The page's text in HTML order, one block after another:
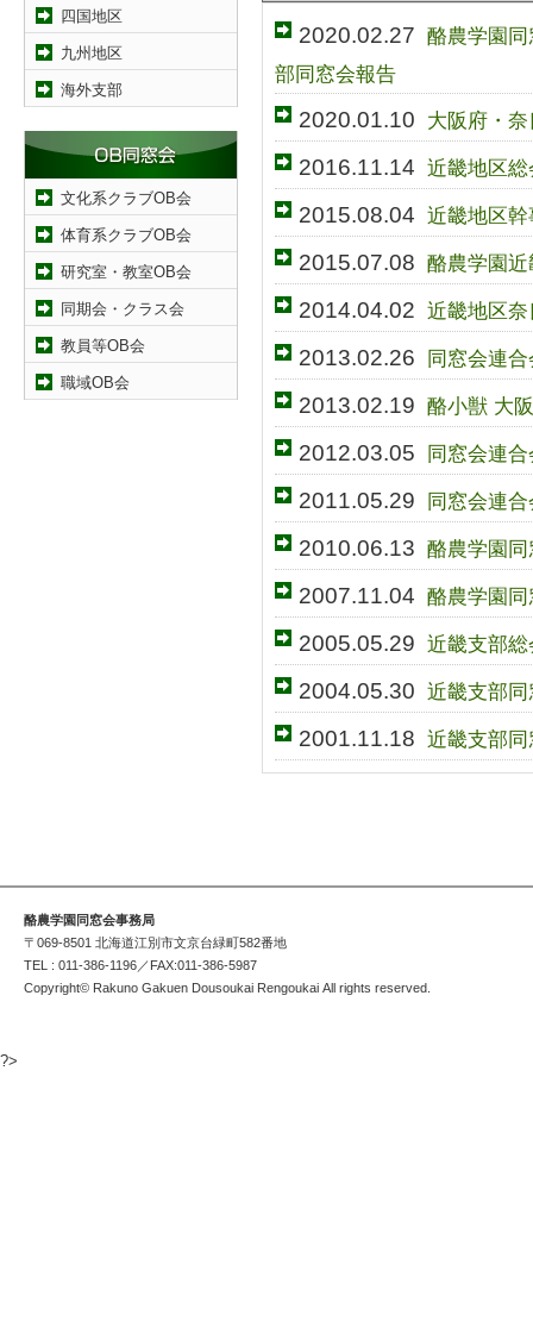
四国地区
九州地区
海外支部
文化系クラブOB会
体育系クラブOB会
研究室・教室OB会
同期会・クラス会
教員等OB会
職域OB会
2020.02.27 酪農学園
部同窓会報告
2020.01.10 大阪府・
2016.11.14 近畿地区
2015.08.04 近畿地区
2015.07.08 酪農学園
2014.04.02 近畿地区
2013.02.26 同窓会連
2013.02.19 酪小獣 大
2012.03.05 同窓会連
2011.05.29 同窓会連
2010.06.13 酪農学園
2007.11.04 酪農学園
2005.05.29 近畿支部総
2004.05.30 近畿支部
2001.11.18 近畿支部
酪農学園同窓会事務局
〒069-8501 北海道江別市文京台緑町582番地
TEL : 011-386-1196／FAX:011-386-5987
Copyright© Rakuno Gakuen Dousoukai Rengoukai All rights reserved.
?>